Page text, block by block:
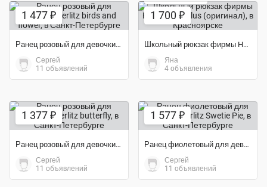
1 477 ₽
Ранец розовый для девочки, Herlitz birds and flower
Сергей
11 объявлений
1 700 ₽
Школьный рюкзак фирмы Herlitz Midi Plus (оригинал)
Яна
4 объявления
1 377 ₽
Ранец розовый для девочки, Herlitz butterfly
Сергей
11 объявлений
1 577 ₽
Ранец фиолетовый для девочки, Herlitz Swetie Pie
Сергей
11 объявлений
Экономия 60%